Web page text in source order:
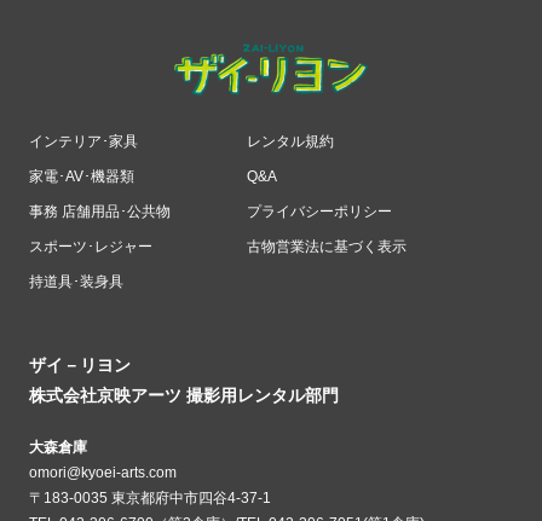
インテリア･家具
家電･AV･機器類
事務 店舗用品･公共物
スポーツ･レジャー
持道具･装身具
レンタル規約
Q&A
プライバシーポリシー
古物営業法に基づく表示
ザイ－リヨン
株式会社京映アーツ 撮影用レンタル部門
大森倉庫
omori@kyoei-arts.com
〒183-0035 東京都府中市四谷4-37-1